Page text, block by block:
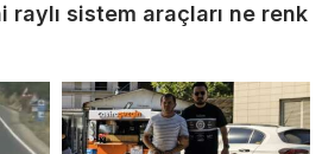
raylı sistem araçları ne renk